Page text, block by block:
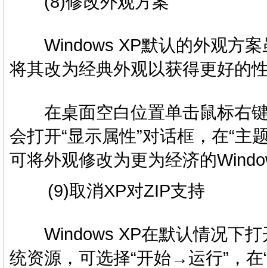
Windows XP默认的外观方案
将其改为经典外观以获得更好的
在桌面空白位置单击鼠标右键
会打开“显示属性”对话框，在“主
可将外观修改为更为经济的
(9)取消XP对ZIP支持
Windows XP在默认情况下打
统资源，可选择“开始→运行”，